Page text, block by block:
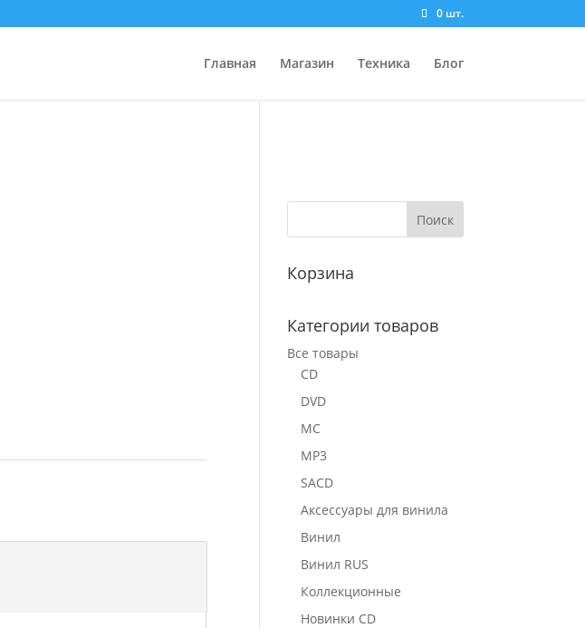
0 шт.
Главная Магазин Техника Блог
Корзина
Категории товаров
Все товары
CD
DVD
MC
MP3
SACD
Аксессуары для винила
Винил
Винил RUS
Коллекционные
Новинки CD